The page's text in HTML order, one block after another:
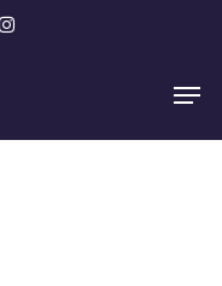
instagram